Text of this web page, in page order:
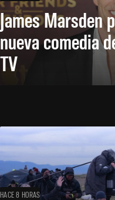
James Marsden
nueva comedia
TV
HACE 8 HORAS